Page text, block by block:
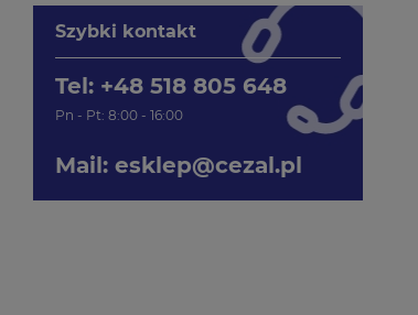
Szybki kontakt
Tel: +48 518 805 648
Pn - Pt: 8:00 - 16:00
Mail: esklep@cezal.pl